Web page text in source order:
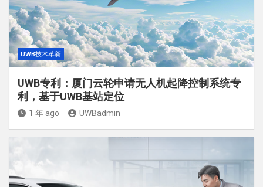
UWB技术革新
UWB专利：厦门云轮申请无人机起降控制系统专
利，基于UWB基站定位
1 年 ago UWBadmin